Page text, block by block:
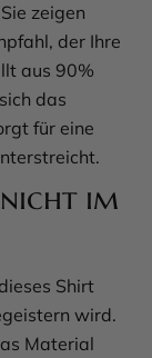
zeigen
der Ihre
aus 90%
das
für eine
im
Shirt
wird.
Material